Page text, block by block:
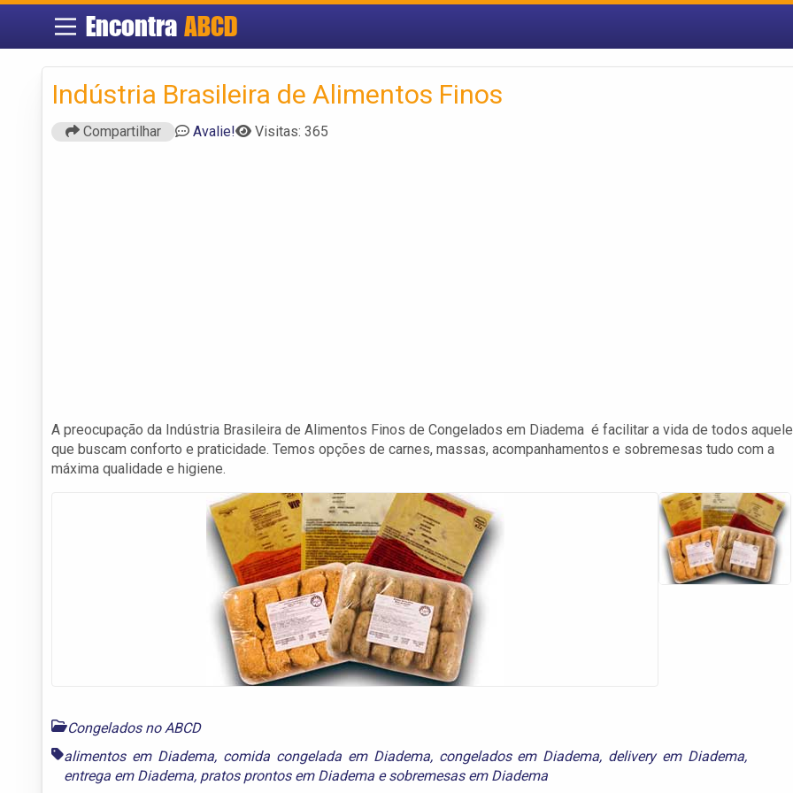
Encontra ABCD
Indústria Brasileira de Alimentos Finos
Compartilhar Avalie! Visitas: 365
A preocupação da Indústria Brasileira de Alimentos Finos de Congelados em Diadema é facilitar a vida de todos
que buscam conforto e praticidade. Temos opções de carnes, massas, acompanhamentos e sobremesas tudo com a
máxima qualidade e higiene.
Congelados no ABCD
alimentos em Diadema, comida congelada em Diadema, congelados em Diadema, delivery em Diadema,
entrega em Diadema, pratos prontos em Diadema esobremesas em Diadema